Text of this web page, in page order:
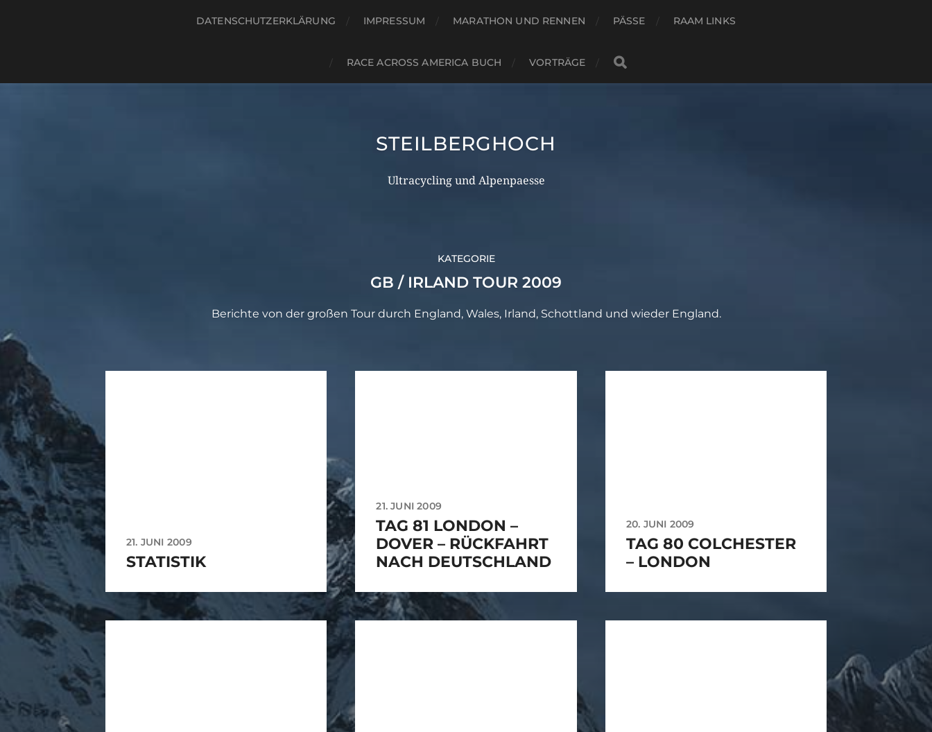
DATENSCHUTZERKLÄRUNG IMPRESSUM MARATHON UND RENNEN PÄSSE RAAM LINKS
RACE ACROSS AMERICA BUCH VORTRÄGE
STEILBERGHOCH
Ultracycling und Alpenpaesse
KATEGORIE
GB / IRLAND TOUR 2009
Berichte von der großen Tour durch England, Wales, Irland, Schottland und wieder England.
21. JUNI 2009
STATISTIK
21. JUNI 2009
TAG 81 LONDON –
DOVER – RÜCKFAHRT
NACH DEUTSCHLAND
20. JUNI 2009
TAG 80 COLCHESTER
– LONDON